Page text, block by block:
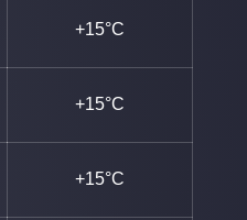
+15°C
+15°C
+15°C